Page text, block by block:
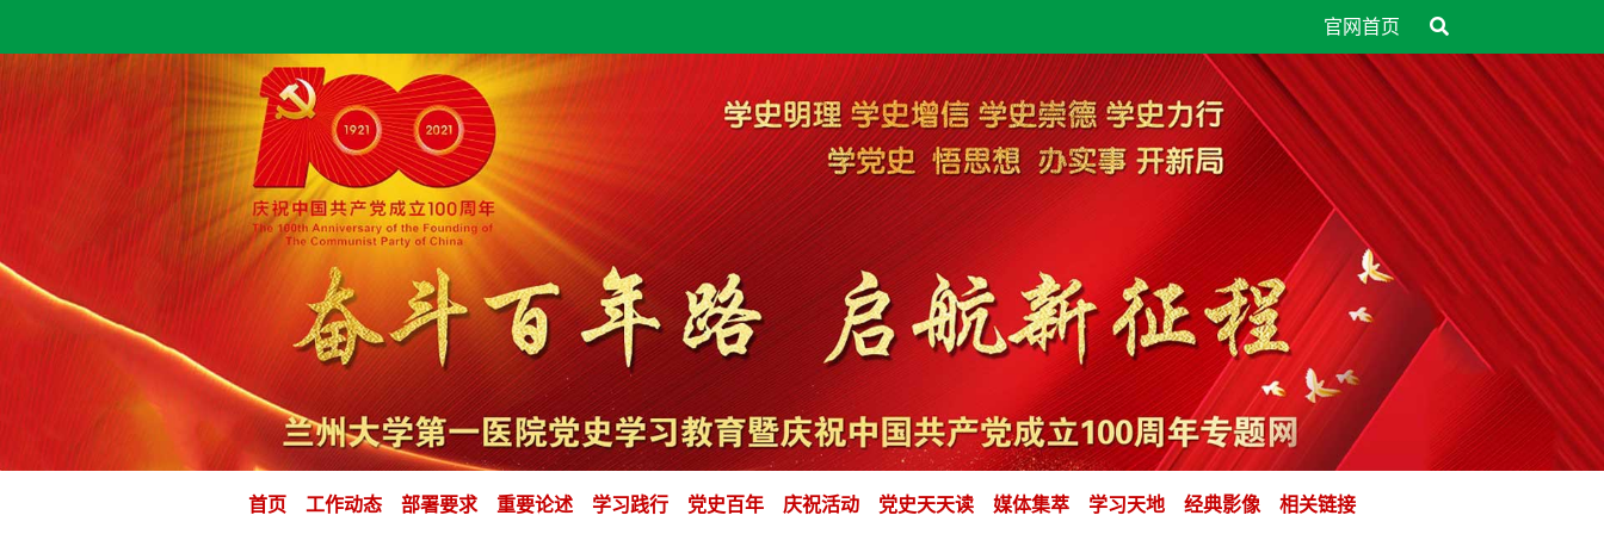
官网首页
首页 工作动态 部署要求 重要论述 学习践行 党史百年 庆祝活动 党史天天读 媒体集萃 学习天地 经典影像 相关链接